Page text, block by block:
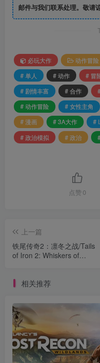
邮件与我们联系处理。敬请
必玩大作
动作冒险
# 单人
# 动作 # 冒
# 剧情丰富
# 合作
# 动作冒险
# 女性主角
# 漫画
# 3A大作 #
# 政治模拟
# 政治
点赞 0
上一篇
铁尾传奇2：凛冬之战/Tails
of Iron 2: Whiskers of
相关推荐